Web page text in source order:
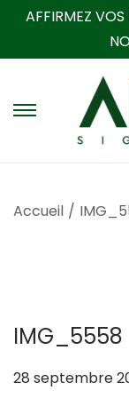
AFFIRMEZ VOS
Accueil /
IMG_5558
P
28 septembre